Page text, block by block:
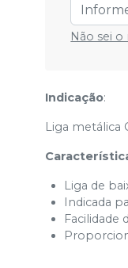
Não sei o
Indicação:
Liga metálica
Liga de
Indicada
Facilidade